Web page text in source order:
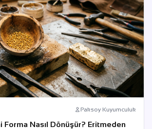
Paksoy Kuyumculuk
Forma Nasıl Dönüşür? Eritmeden